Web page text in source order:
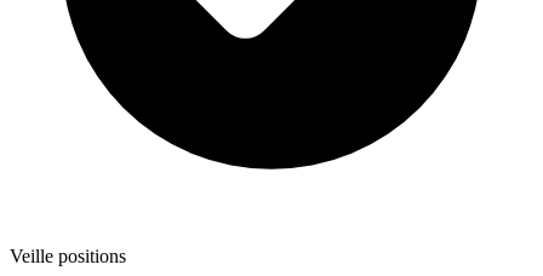
Veille positions